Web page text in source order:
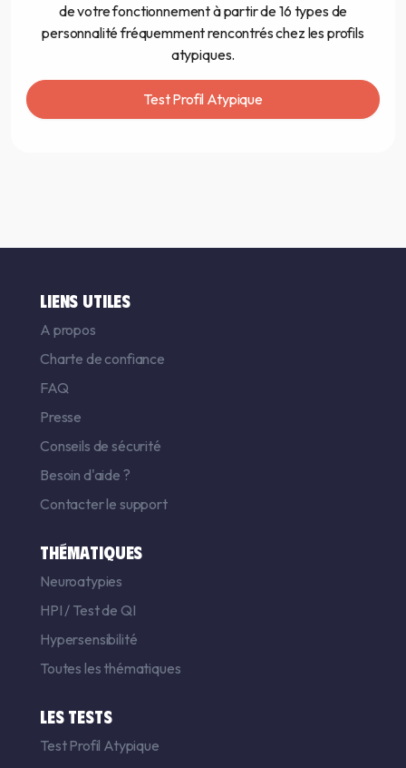
de votre fonctionnement à partir de 16 types de
personnalité fréquemment rencontrés chez les profils
atypiques.
Test Profil Atypique
LIENS UTILES
A propos
Charte de confiance
FAQ
Presse
Conseils de sécurité
Besoin d'aide ?
Contacter le support
THÉMATIQUES
Neuroatypies
HPI / Test de QI
Hypersensibilité
Toutes les thématiques
LES TESTS
Test Profil Atypique